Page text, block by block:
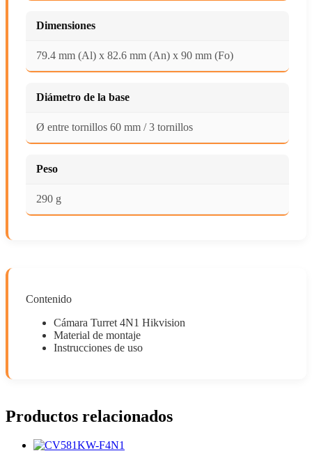
Dimensiones
79.4 mm (Al) x 82.6 mm (An) x 90 mm (Fo)
Diámetro de la base
Ø entre tornillos 60 mm / 3 tornillos
Peso
290 g
Contenido
Cámara Turret 4N1 Hikvision
Material de montaje
Instrucciones de uso
Productos relacionados